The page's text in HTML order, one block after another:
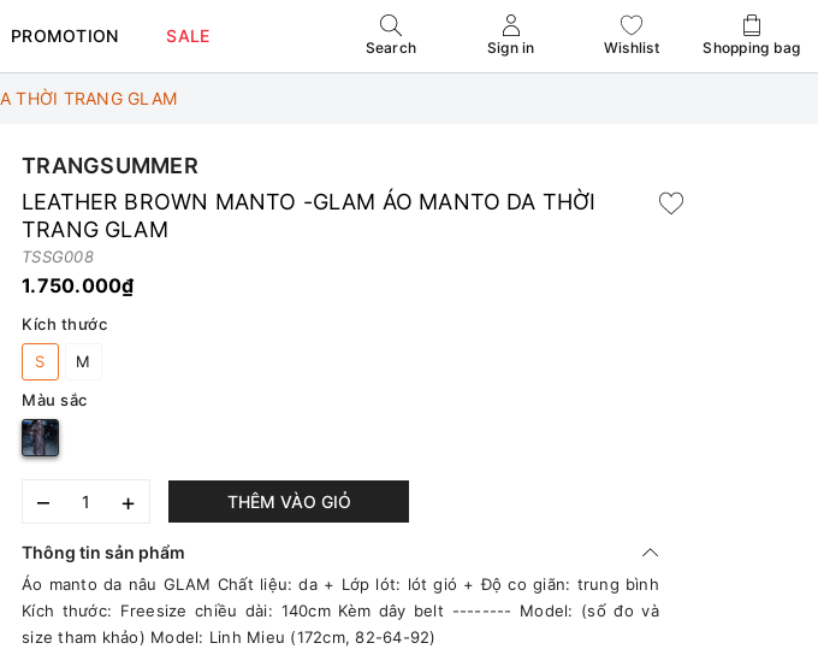
PROMOTION SALE
Search Sign in Wishlist Shopping bag
THỜI TRANG GLAM
TRANGSUMMER
LEATHER BROWN MANTO -GLAM ÁO MANTO DA THỜI
TRANG GLAM
TSSG008
1.750.000₫
Kích thước
S
M
Màu sắc
– + THÊM VÀO GIỎ
Thông tin sản phẩm
Áo manto da nâu GLAM Chất liệu: da + Lớp lót: lót gió + Độ co giãn: trung bình
Kích thước: Freesize chiều dài: 140cm Kèm dây belt -------- Model: (số đo và
size tham khảo) Model: Linh Mieu (172cm, 82-64-92)